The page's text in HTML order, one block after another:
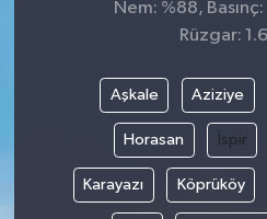
Nem: %88,
Rüzgar:
Aşkale Aziziye
Horasan İspir
Karayazı Köprüköy